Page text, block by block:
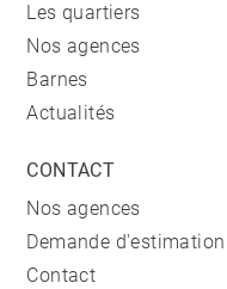
Les quartiers
Nos agences
Barnes
Actualités
CONTACT
Nos agences
Demande d'estimation
Contact